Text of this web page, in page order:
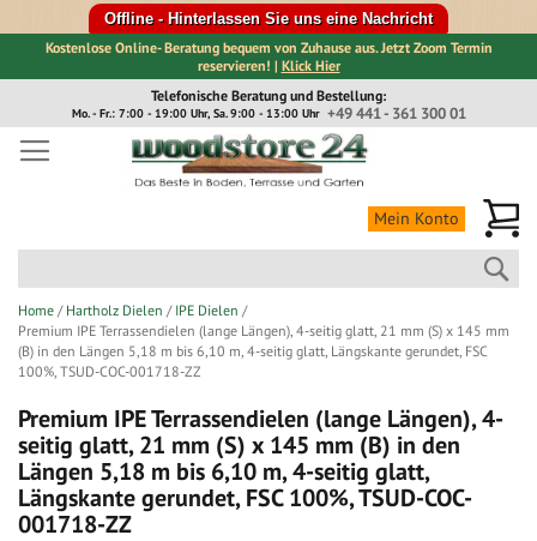
Offline - Hinterlassen Sie uns eine Nachricht
Kostenlose Online- Beratung bequem von Zuhause aus. Jetzt Zoom Termin
reservieren! | Klick Hier
Inhalt
Telefonische Beratung und Bestellung:
+49 441 - 361 300 01
Mo. - Fr.: 7:00 - 19:00 Uhr, Sa. 9:00 - 13:00 Uhr
Mein Konto
Home Hartholz Dielen
IPE Dielen
Premium IPE Terrassendielen (lange Längen), 4-seitig glatt, 21 mm (S) x 145 mm
(B) in den Längen 5,18 m bis 6,10 m, 4-seitig glatt, Längskante gerundet, FSC
100%, TSUD-COC-001718-ZZ
Premium IPE Terrassendielen (lange Längen), 4-
seitig glatt, 21 mm (S) x 145 mm (B) in den
Längen 5,18 m bis 6,10 m, 4-seitig glatt,
Längskante gerundet, FSC 100%, TSUD-COC-
001718-ZZ